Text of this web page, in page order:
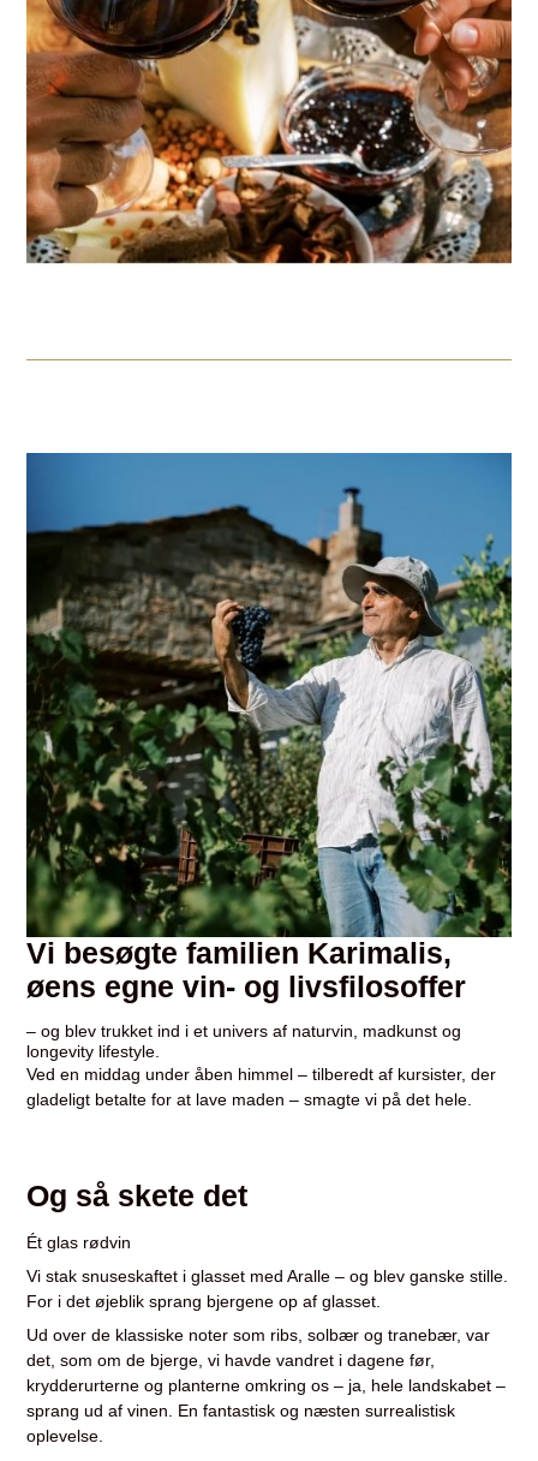
Vi besøgte familien Karimalis,
øens egne vin- og livsfilosoffer
– og blev trukket ind i et univers af naturvin, madkunst og
longevity lifestyle.
Ved en middag under åben himmel – tilberedt af kursister, der
gladeligt betalte for at lave maden – smagte vi på det hele.
Og så skete det
Ét glas rødvin
Vi stak snuseskaftet i glasset med Aralle – og blev ganske stille.
For i det øjeblik sprang bjergene op af glasset.
Ud over de klassiske noter som ribs, solbær og tranebær, var
det, som om de bjerge, vi havde vandret i dagene før,
krydderurterne og planterne omkring os – ja, hele landskabet –
sprang ud af vinen. En fantastisk og næsten surrealistisk
oplevelse.